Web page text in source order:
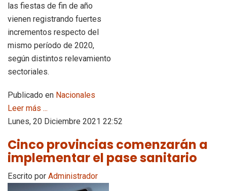
las fiestas de fin de año
vienen registrando fuertes
incrementos respecto del
mismo período de 2020,
según distintos relevamiento
sectoriales.
Publicado en Nacionales
Leer más ...
Lunes, 20 Diciembre 2021 22:52
Cinco provincias comenzarán a
implementar el pase sanitario
Escrito por Administrador